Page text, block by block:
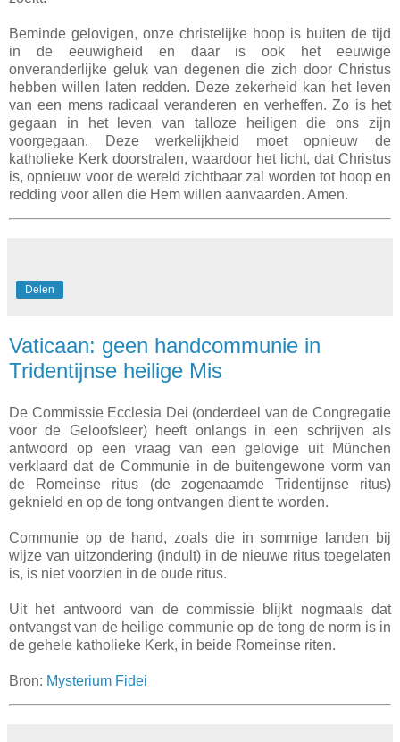
Beminde gelovigen, onze christelijke hoop is buiten de tijd
in de eeuwigheid en daar is ook het eeuwige
onveranderlijke geluk van degenen die zich door Christus
hebben willen laten redden. Deze zekerheid kan het leven
van een mens radicaal veranderen en verheffen. Zo is het
gegaan in het leven van talloze heiligen die ons zijn
voorgegaan. Deze werkelijkheid moet opnieuw de
katholieke Kerk doorstralen, waardoor het licht, dat Christus
is, opnieuw voor de wereld zichtbaar zal worden tot hoop en
redding voor allen die Hem willen aanvaarden. Amen.
Delen
Vaticaan: geen handcommunie in
Tridentijnse heilige Mis
De Commissie Ecclesia Dei (onderdeel van de Congregatie
voor de Geloofsleer) heeft onlangs in een schrijven als
antwoord op een vraag van een gelovige uit München
verklaard dat de Communie in de buitengewone vorm van
de Romeinse ritus (de zogenaamde Tridentijnse ritus)
geknield en op de tong ontvangen dient te worden.
Communie op de hand, zoals die in sommige landen bij
wijze van uitzondering (indult) in de nieuwe ritus toegelaten
is, is niet voorzien in de oude ritus.
Uit het antwoord van de commissie blijkt nogmaals dat
ontvangst van de heilige communie op de tong de norm is in
de gehele katholieke Kerk, in beide Romeinse riten.
Bron: Mysterium Fidei